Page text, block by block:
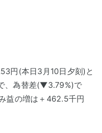
円(本日3月10日夕刻)と
、為替差(▼3.79%)で
益の増は＋462.5千円